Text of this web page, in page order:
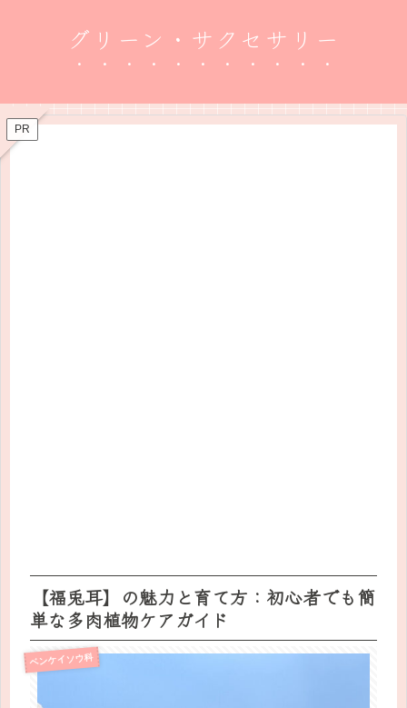
グリーン・サクセサリー
PR
【福兎耳】の魅力と育て方：初心者でも簡
単な多肉植物ケアガイド
ベンケイソウ科